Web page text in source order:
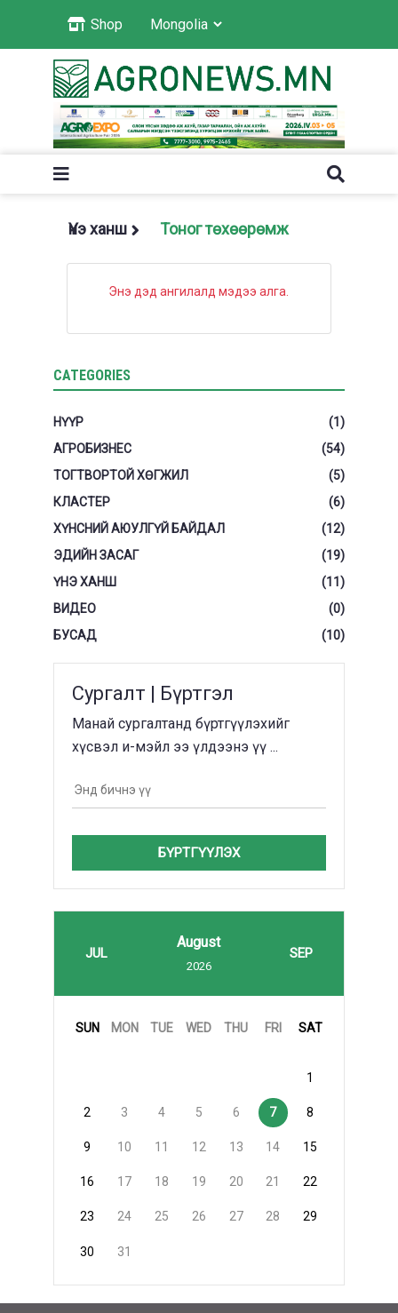
Shop
Үнэ ханш Тоног төхөөрөмж
Энэ дэд ангилалд мэдээ алга.
CATEGORIES
НҮҮР
(1)
АГРОБИЗНЕС
(54)
ТОГТВОРТОЙ ХӨГЖИЛ
(5)
КЛАСТЕР
(6)
ХҮНСНИЙ АЮУЛГҮЙ БАЙДАЛ
(12)
ЭДИЙН ЗАСАГ
(19)
ҮНЭ ХАНШ
(11)
ВИДЕО
(0)
БУСАД
(10)
Сургалт | Бүртгэл
Манай сургалтанд бүртгүүлэхийг
хүсвэл и-мэйл ээ үлдээнэ үү ...
БҮРТГҮҮЛЭХ
JUL
August
2026
SEP
SUN MON TUE WED THU FRI SAT
1
2 3 4 5 6 7 8
9 10 11 12 13 14 15
16 17 18 19 20 21 22
23 24 25 26 27 28 29
30 31